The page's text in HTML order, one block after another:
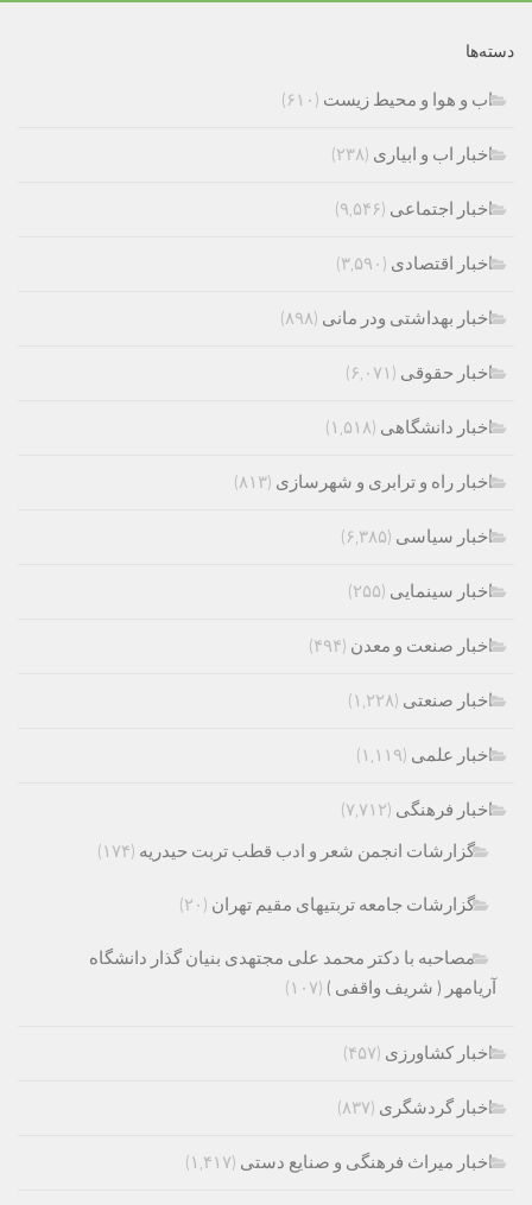
دسته‌ها
اب و هوا و محیط زیست (۶۱۰)
اخبار اب و ابیاری (۲۳۸)
اخبار اجتماعی (۹,۵۴۶)
اخبار اقتصادی (۳,۵۹۰)
اخبار بهداشتی ودر مانی (۸۹۸)
اخبار حقوقی (۶,۰۷۱)
اخبار دانشگاهی (۱,۵۱۸)
اخبار راه و ترابری و شهرسازی (۸۱۳)
اخبار سیاسی (۶,۳۸۵)
اخبار سینمایی (۲۵۵)
اخبار صنعت و معدن (۴۹۴)
اخبار صنعتی (۱,۲۲۸)
اخبار علمی (۱,۱۱۹)
اخبار فرهنگی (۷,۷۱۲)
گزارشات انجمن شعر و ادب قطب تربت حیدریه (۱۷۴)
گزارشات جامعه تربتیهای مقیم تهران (۲۰)
مصاحبه با دکتر محمد علی مجتهدی بنیان گذار دانشگاه
آریامهر ( شریف واقفی ) (۱۰۷)
اخبار کشاورزی (۴۵۷)
اخبار گردشگری (۸۳۷)
اخبار میراث فرهنگی و صنایع دستی (۱,۴۱۷)